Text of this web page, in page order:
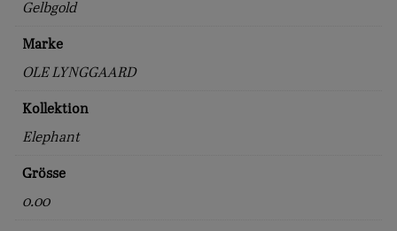
Gelbgold
Marke
OLE LYNGGAARD
Kollektion
Elephant
Grösse
0.00